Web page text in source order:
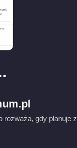
rozważa, gdy planuje